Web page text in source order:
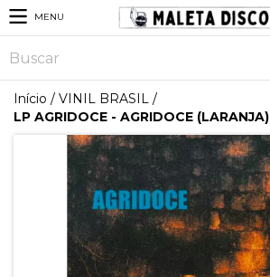
MENU
Início / VINIL BRASIL /
LP AGRIDOCE - AGRIDOCE (LARANJA)